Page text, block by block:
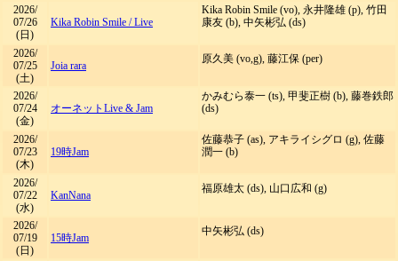
2026/
07/26
(日)
Kika Robin Smile /Live
Kika Robin Smile (vo), 永井隆雄 (p), 竹田
康友 (b), 中矢彬弘 (ds)
2026/
07/25
(土)
Joia rara
原久美 (vo,g), 藤江保 (per)
2026/
07/24
(金)
オーネットLive & Jam
かみむら泰一 (ts), 甲斐正樹 (b), 藤巻鉄郎
(ds)
2026/
07/23
(木)
19時Jam
佐藤恭子 (as), アキライシグロ (g), 佐藤
潤一 (b)
2026/
07/22
(水)
KanNana
福原雄太 (ds), 山口広和 (g)
2026/
07/19
(日)
15時Jam
中矢彬弘 (ds)